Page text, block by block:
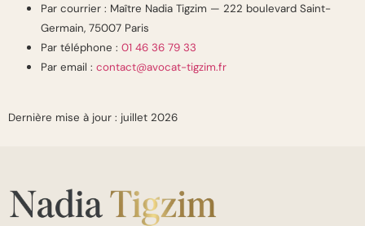
Par courrier : Maître Nadia Tigzim — 222 boulevard Saint-
Germain, 75007 Paris
Par téléphone : 01 46 36 79 33
Par email : contact@avocat-tigzim.fr
Dernière mise à jour : juillet 2026